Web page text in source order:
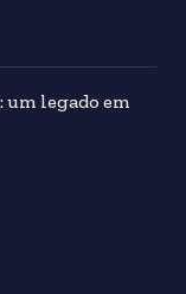
um legado em